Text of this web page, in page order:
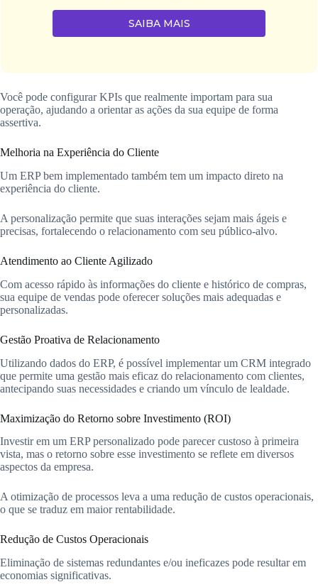
SAIBA MAIS
Você pode configurar KPIs que realmente importam para sua
operação, ajudando a orientar as ações da sua equipe de forma
assertiva.
Melhoria na Experiência do Cliente
Um ERP bem implementado também tem um impacto direto na
experiência do cliente.
A personalização permite que suas interações sejam mais ágeis e
precisas, fortalecendo o relacionamento com seu público-alvo.
Atendimento ao Cliente Agilizado
Com acesso rápido às informações do cliente e histórico de compras,
sua equipe de vendas pode oferecer soluções mais adequadas e
personalizadas.
Gestão Proativa de Relacionamento
Utilizando dados do ERP, é possível implementar um CRM integrado
que permite uma gestão mais eficaz do relacionamento com clientes,
antecipando suas necessidades e criando um vínculo de lealdade.
Maximização do Retorno sobre Investimento (ROI)
Investir em um ERP personalizado pode parecer custoso à primeira
vista, mas o retorno sobre esse investimento se reflete em diversos
aspectos da empresa.
A otimização de processos leva a uma redução de custos operacionais,
o que se traduz em maior rentabilidade.
Redução de Custos Operacionais
Eliminação de sistemas redundantes e/ou ineficazes pode resultar em
economias significativas.